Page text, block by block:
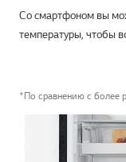
Со смартфоном вы
температуры, чтобы
*По сравнению с более